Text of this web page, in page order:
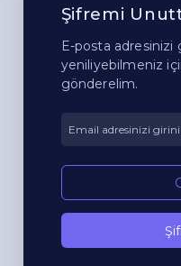
Şifremi
E-posta adresinizi
yeniliyebilmeniz
gönderelim.